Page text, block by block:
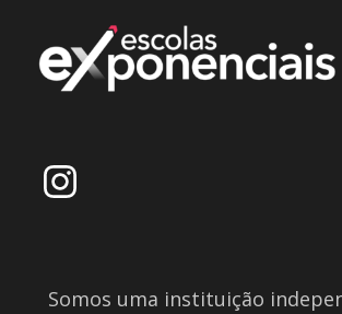
Somos uma instituição